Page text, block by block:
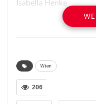
Isabella Henke
(01) 501 01/18050
isabella.henke@orf.at
AUSSCHLIESSLICHER
DES AUSSENDERS.
© Copyright APA-
der jeweilige Aussender
Wien
206